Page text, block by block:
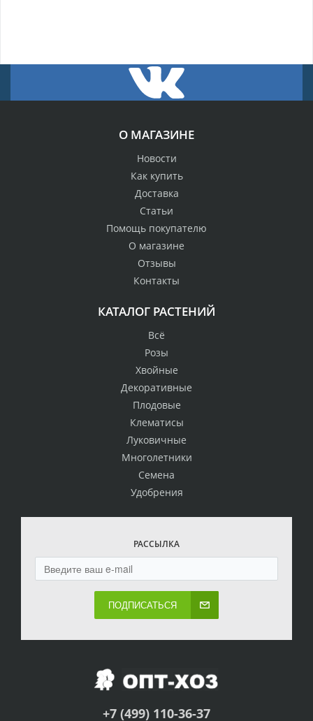
О МАГАЗИНЕ
Новости
Как купить
Доставка
Статьи
Помощь покупателю
О магазине
Отзывы
Контакты
КАТАЛОГ РАСТЕНИЙ
Всё
Розы
Хвойные
Декоративные
Плодовые
Клематисы
Луковичные
Многолетники
Семена
Удобрения
РАССЫЛКА
ПОДПИСАТЬСЯ
+7 (499) 110-36-37